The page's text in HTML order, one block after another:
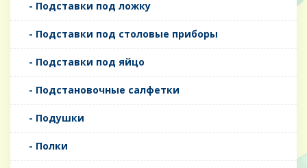
- Подставки под ложку
- Подставки под столовые приборы
- Подставки под яйцо
- Подстановочные салфетки
- Подушки
- Полки